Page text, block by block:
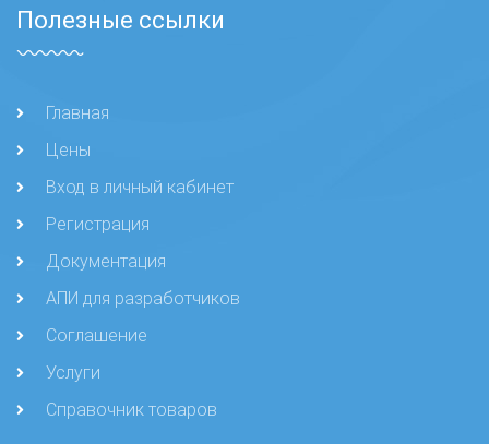
Полезные ссылки
Главная
Цены
Вход в личный кабинет
Регистрация
Документация
АПИ для разработчиков
Соглашение
Услуги
Справочник товаров